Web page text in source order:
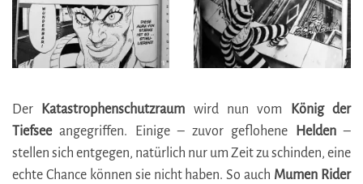
Der Katastrophenschutzraum wird nun vom
König der
Tiefseeangegriffen. Einige – zuvor geflohene Helden–
stellen sich entgegen, natürlich nur um Zeit zu schinden, eine
echte Chance können sie nicht haben. So auch Mumen Rider